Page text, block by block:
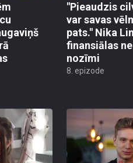
"Pieaudzis
var savas
pats." Nika
finansiālas
nozīmi
8. epizode